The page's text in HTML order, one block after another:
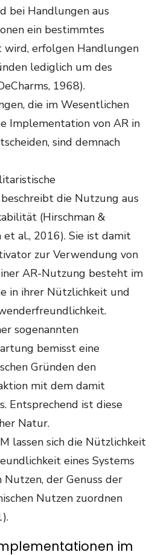
bei Handlungen aus
ein bestimmtes
erfolgen Handlungen
lediglich um des
1968).
die im Wesentlichen
Implementation von AR in
sind demnach
die Nutzung aus
(Hirschman &
al., 2016). Sie ist damit
zur Verwendung von
AR-Nutzung besteht im
in ihrer Nützlichkeit und
sogenannten
bemisst eine
Gründen den
mit dem damit
Entsprechend ist diese
Natur.
lassen sich die Nützlichkeit
eines Systems
der Genuss der
Nutzen zuordnen
im